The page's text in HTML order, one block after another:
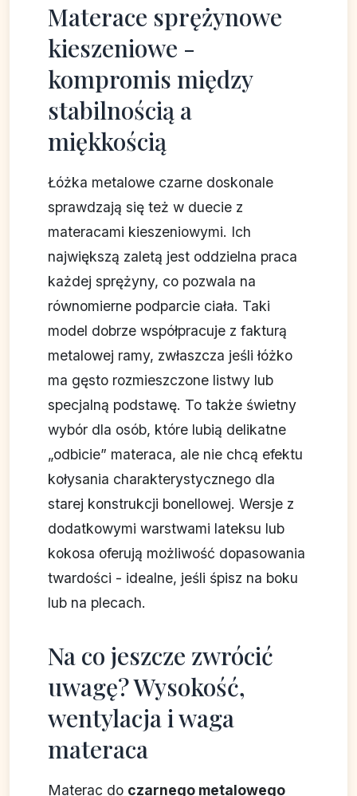
Materace sprężynowe
kieszeniowe -
kompromis między
stabilnością a
miękkością
Łóżka metalowe czarne doskonale
sprawdzają się też w duecie z
materacami kieszeniowymi. Ich
największą zaletą jest oddzielna praca
każdej sprężyny, co pozwala na
równomierne podparcie ciała. Taki
model dobrze współpracuje z fakturą
metalowej ramy, zwłaszcza jeśli łóżko
ma gęsto rozmieszczone listwy lub
specjalną podstawę. To także świetny
wybór dla osób, które lubią delikatne
„odbicie” materaca, ale nie chcą efektu
kołysania charakterystycznego dla
starej konstrukcji bonellowej. Wersje z
dodatkowymi warstwami lateksu lub
kokosa oferują możliwość dopasowania
twardości - idealne, jeśli śpisz na boku
lub na plecach.
Na co jeszcze zwrócić
uwagę? Wysokość,
wentylacja i waga
materaca
Materac do czarnego metalowego